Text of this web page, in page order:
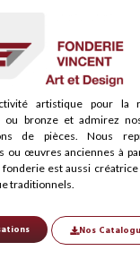
artistique pour la
bronze et admirez
de pièces. Nous
ou œuvres anciennes à
est aussi
traditionnels.
Nos